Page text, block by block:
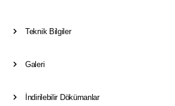
Teknik Bilgiler
Galeri
İndirilebilir Dökümanlar